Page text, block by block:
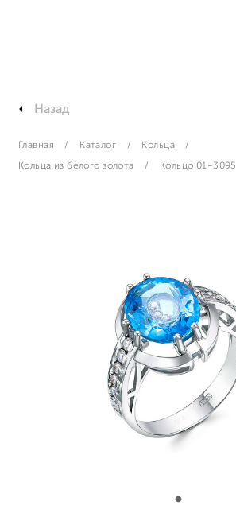
Назад
Главная Каталог Кольца
Кольца из белого золота Кольцо 01-3095